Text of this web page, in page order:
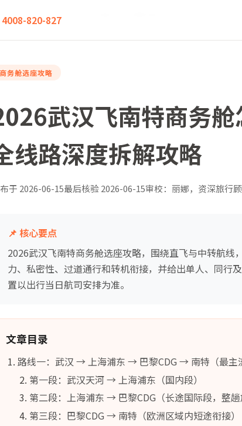
820-827
怎么选？座位舒适度全线路深度拆解攻略
商务舱选座攻略
武汉飞南特商务
线路深度拆解攻略
于 2026-06-15最后核验2026-06-15审校：丽娜，资深旅行
📌 核心要点
2026武汉飞南特商务舱选座攻略，围绕直飞与中转航线
力、私密性、过道通行和转机衔接，并给出单人、同行
置以出行当日航司安排为准。
文章目录
路线一：武汉 → 上海浦东 → 巴黎CDG → 南特（最主
第一段：武汉天河 → 上海浦东（国内段）
第二段：上海浦东 → 巴黎CDG（长途国际段，整趟
第三段：巴黎CDG → 南特（欧洲区域内短途衔接）